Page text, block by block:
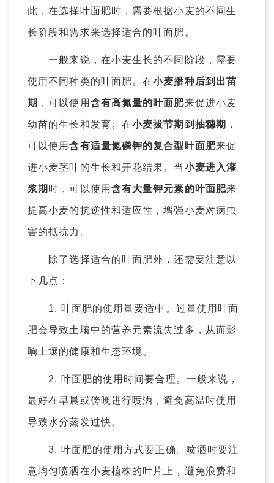
此，在选择叶面肥时，需要根据小麦的不同生
长阶段和需求来选择适合的叶面肥。
一般来说，在小麦生长的不同阶段，需要
使用不同种类的叶面肥。在小麦播种后到出苗
期 ，可以使用 含有高氮量的叶面肥来促进小麦
幼苗的生长和发育。在小麦拔节期到抽穗期 ，
可以使用含有适量氮磷钾的复合型叶面肥来促
进小麦茎叶的生长和开花结果。当 小麦进入灌
浆期 时，可以使用 含有大量钾元素的叶面肥来
提高小麦的抗逆性和适应性，增强小麦对病虫
害的抵抗力。
除了选择适合的叶面肥外，还需要注意以
下几点：
1. 叶面肥的使用量要适中。过量使用叶面
肥会导致土壤中的营养元素流失过多，从而影
响土壤的健康和生态环境。
2. 叶面肥的使用时间要合理。一般来说，
最好在早晨或傍晚进行喷洒，避免高温时使用
导致水分蒸发过快。
3. 叶面肥的使用方式要正确。喷洒时要注
意均匀喷洒在小麦植株的叶片上，避免浪费和